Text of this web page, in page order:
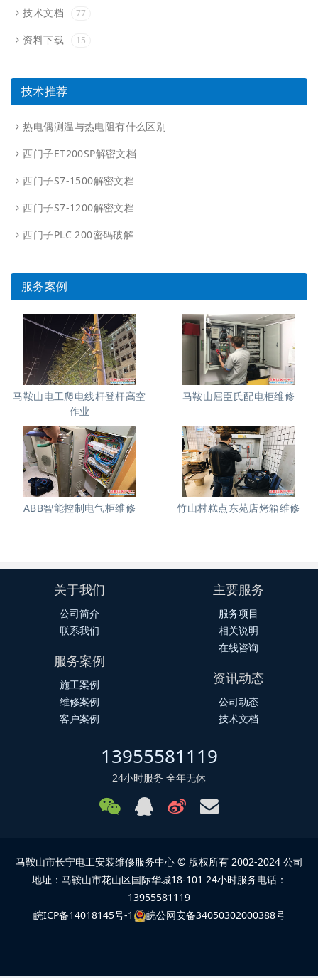
技术文档 77
资料下载 15
技术推荐
热电偶测温与热电阻有什么区别
西门子ET200SP解密文档
西门子S7-1500解密文档
西门子S7-1200解密文档
西门子PLC 200密码破解
服务案例
马鞍山电工爬电线杆登杆高空
作业
马鞍山屈臣氏配电柜维修
ABB智能控制电气柜维修 竹山村糕点东苑店烤箱维修
关于我们
公司简介
联系我们
主要服务
服务项目
相关说明
在线咨询
服务案例
施工案例
维修案例
客户案例
资讯动态
公司动态
技术文档
13955581119
24小时服务 全年无休
马鞍山市长宁电工安装维修服务中心 © 版权所有 2002-2024 公司
地址：马鞍山市花山区国际华城18-101 24小时服务电话：
13955581119
皖ICP备14018145号-1
皖公网安备34050302000388号